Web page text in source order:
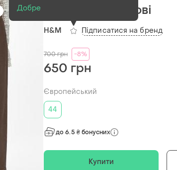
Джинси h&m нові
H&M
Добре
Підписатися на бренд
700грн -8%
650 грн
Європейський
44
до 6.5 ₴ бонусних
Купити